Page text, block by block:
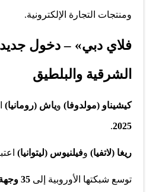
ومنتجات التجارة الإلكترونية.
الشرقية والبلطيق
كيشيناو (مولدوفا) وياش (رومانيا)
2025
.
ريغا (لاتفيا) وفيلنيوس (ليتوانيا)
توسع شبكتها الأوروبية إلى 35 وجهة في 20 دولة